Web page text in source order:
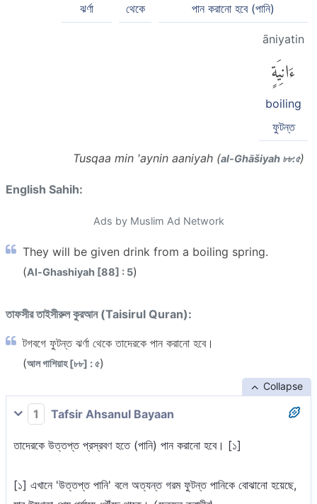
পান করানো হবে (পানি)
থেকে
ঝর্ণা
āniyatin
ءَانِيَةٍ
boiling
ফুটন্ত
Tusqaa min 'aynin aaniyah (al-Ghāšiyah ৮৮:৫)
English Sahih:
Ads by Muslim Ad Network
They will be given drink from a boiling spring.
(Al-Ghashiyah [88] : 5)
তাফসীর তাইসীরুল কুরআন (Taisirul Quran):
টগবগে ফুটন্ত ঝর্ণা থেকে তাদেরকে পান করানো হবে।
(আল গাশিয়াহ [৮৮] : ৫)
Collapse
1 Tafsir Ahsanul Bayaan
তাদেরকে উত্তপ্ত প্রস্রবণ হতে (পানি) পান করানো হবে। [১]
[১] এখানে 'উত্তপ্ত পানি' বলে অত্যন্ত গরম ফুটন্ত পানিকে বোঝানো হয়েছে,